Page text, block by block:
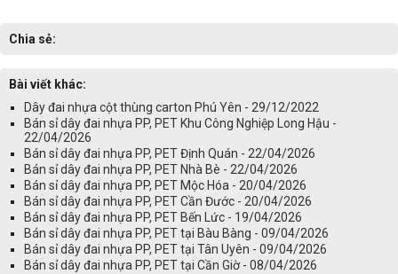
Chia sẻ:
Bài viết khác:
Dây đai nhựa cột thùng carton Phú Yên - 29/12/2022
Bán sỉ dây đai nhựa PP, PET Khu Công Nghiệp Long Hậu -
22/04/2026
Bán sỉ dây đai nhựa PP, PET Định Quán - 22/04/2026
Bán sỉ dây đai nhựa PP, PET Nhà Bè - 22/04/2026
Bán sỉ dây đai nhựa PP, PET Mộc Hóa - 20/04/2026
Bán sỉ dây đai nhựa PP, PET Cần Đước - 20/04/2026
Bán sỉ dây đai nhựa PP, PET Bến Lức - 19/04/2026
Bán sỉ dây đai nhựa PP, PET tại Bàu Bàng - 09/04/2026
Bán sỉ dây đai nhựa PP, PET tại Tân Uyên - 09/04/2026
Bán sỉ dây đai nhựa PP, PET tại Cần Giờ - 08/04/2026